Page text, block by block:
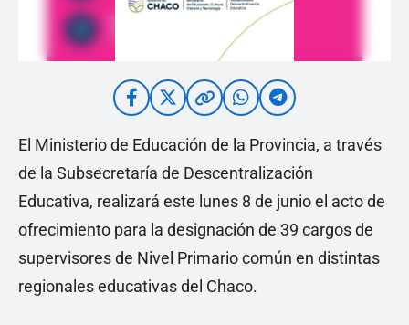
El Ministerio de Educación de la Provincia, a través
de la Subsecretaría de Descentralización
Educativa, realizará este lunes 8 de junio el acto de
ofrecimiento para la designación de 39 cargos de
supervisores de Nivel Primario común en distintas
regionales educativas del Chaco.